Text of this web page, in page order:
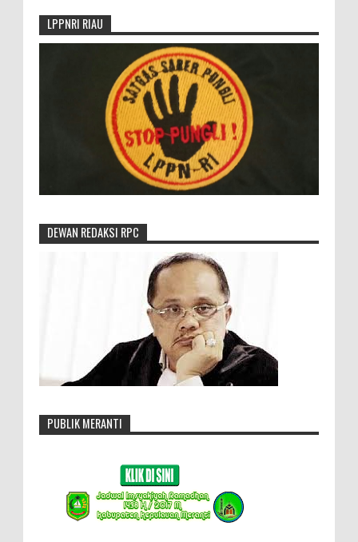
LPPNRI RIAU
DEWAN REDAKSI RPC
PUBLIK MERANTI